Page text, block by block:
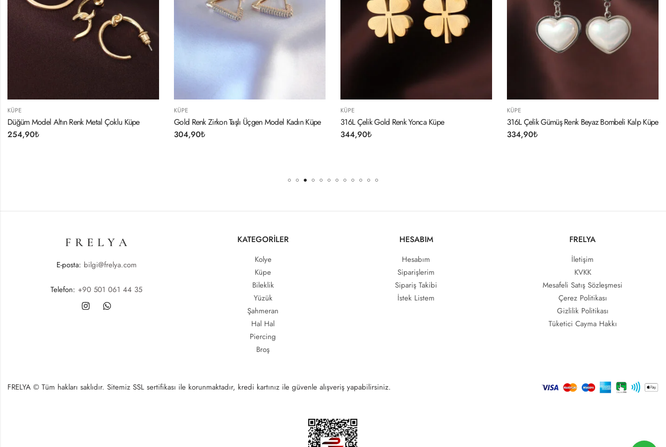
Küpe
Gold Renk Zirkon Taşlı Üçgen Model Kadın Küpe
316L Çelik Gold Renk Yonca Küpe
316L Çelik Gümüş Renk Beyaz Bombeli Kalp Küpe
Ş Harf Bayan Küpe
E-posta: bilgi@frelya.com
Telefon: +90 501 061 44 35
KATEGORİLER
Kolye
Küpe
Bileklik
Yüzük
Şahmeran
Hal Hal
Piercing
Broş
HESABIM
Hesabım
Siparişlerim
Sipariş Takibi
İstek Listem
FRELYA
İletişim
KVKK
Mesafeli Satış Sözleşmesi
Çerez Politikası
Gizlilik Politikası
Tüketici Cayma Hakkı
FRELYA © Tüm hakları saklıdır. Sitemiz SSL sertifikası ile korunmaktadır, kredi kartınız ile güvenle alışveriş yapabilirsiniz.